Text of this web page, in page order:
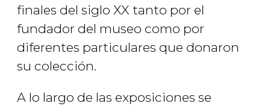
finales del siglo XX tanto por el
fundador del museo como por
diferentes particulares que donaron
su colección.
A lo largo de las exposiciones se